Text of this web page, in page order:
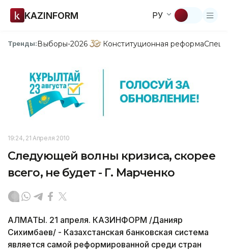
KAZINFORM РУ
Тренды:Выборы-2026 Конституционная реформа
19:24, 21 Апреля 2010
Следующей волны кризиса, скорее
всего, не будет - Г. Марченко
АЛМАТЫ. 21 апреля. КАЗИНФОРМ /Данияр
Сихимбаев/ - Казахстанская банковская система
является самой реформированной среди стран